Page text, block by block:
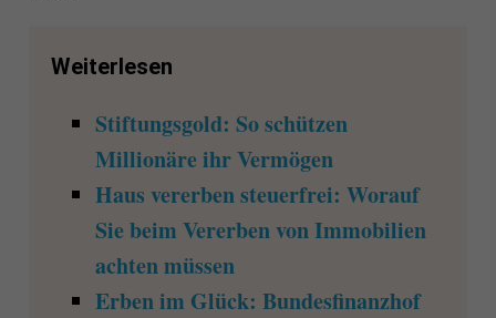
Weiterlesen
Stiftungsgold: So schützen
Millionäre ihr Vermögen
Haus vererben steuerfrei: Worauf
Sie beim Vererben von Immobilien
achten müssen
Erben im Glück: Bundesfinanzhof